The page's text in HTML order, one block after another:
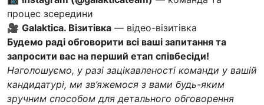
процес зсередини
🎥 Galaktica. Візитівка — відео-візитівка
Будемо раді обговорити всі ваші запитання та
запросити вас на перший етап співбесіди!
Наголошуємо, у разі зацікавленості команди у вашій
кандидатурі, ми зв’яжемося з вами будь-яким
зручним способом для детального обговорення